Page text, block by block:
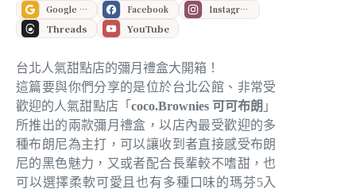
Google 偏好來源 Facebook Instagram
Threads YouTube
台北人氣甜點店的彌月禮盒大開箱！
這篇要與你們分享的是位於台北公館、非常受
歡迎的人氣甜點店「 coco.Brownies 可可布朗 」
所推出的兩款彌月禮盒，以店內最受歡迎的多
種布朗尼為主打，可以讓收到者直接感受布朗
尼的黑色魅力，又或者配合長輩較不嗜甜，也
可以選擇柔軟可愛且也有多種口味的瑪芬5入